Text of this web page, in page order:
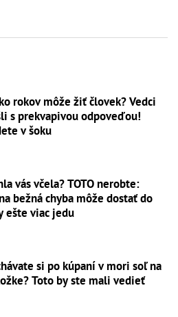
rokov môže žiť človek? Vedci
s prekvapivou odpoveďou!
v šoku
vás včela? TOTO nerobte:
bežná chyba môže dostať do
ešte viac jedu
si po kúpaní v mori soľ na
Toto by ste mali vedieť